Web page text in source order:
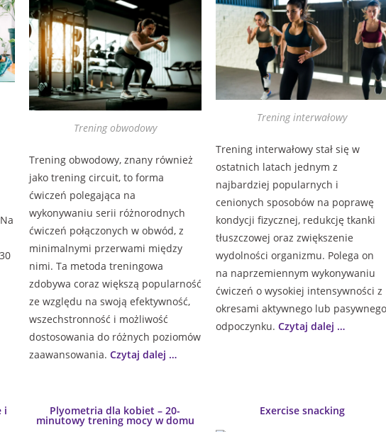
Trening obwodowy
Trening obwodowy, znany również
jako trening circuit, to forma
ćwiczeń polegająca na
wykonywaniu serii różnorodnych
ćwiczeń połączonych w obwód, z
minimalnymi przerwami między
nimi. Ta metoda treningowa
zdobywa coraz większą popularność
ze względu na swoją efektywność,
wszechstronność i możliwość
dostosowania do różnych poziomów
zaawansowania. Czytaj dalej …
Trening interwałowy
Trening interwałowy stał się w
ostatnich latach jednym z
najbardziej popularnych i
cenionych sposobów na poprawę
kondycji fizycznej, redukcję tkanki
tłuszczowej oraz zwiększenie
wydolności organizmu. Polega on
na naprzemiennym wykonywaniu
ćwiczeń o wysokiej intensywności z
okresami aktywnego lub pasywnego
odpoczynku.Czytaj dalej …
i Plyometria dla kobiet – 20-
minutowy trening mocy w domu
Exercise snacking